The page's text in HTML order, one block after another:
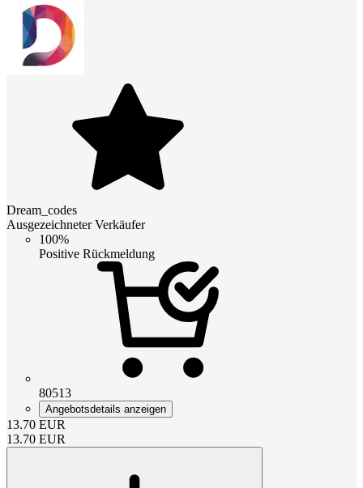
Dream_codes
Ausgezeichneter Verkäufer
100%
Positive Rückmeldung
80513
Angebotsdetails anzeigen
13.70 EUR
13.70 EUR